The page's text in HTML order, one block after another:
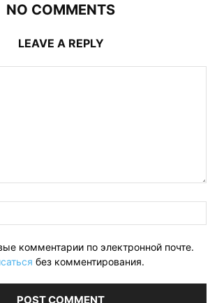
NO COMMENTS
LEAVE A REPLY
комментарии по электронной почте.
без комментирования.